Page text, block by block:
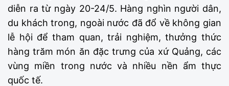
diễn ra từ ngày 20-24/5. Hàng nghìn người dân,
du khách trong, ngoài nước đã đổ về không gian
lễ hội để tham quan, trải nghiệm, thưởng thức
hàng trăm món ăn đặc trưng của xứ Quảng, các
vùng miền trong nước và nhiều nền ẩm thực
quốc tế.